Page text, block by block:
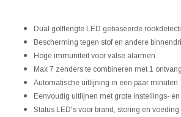
Dual golflengte LED gebaseerde
Bescherming tegen stof en andere
Hoge immuniteit voor valse alarmen
Max 7 zenders te combineren met 1
Automatische uitlijning in een paar minuten
Eenvoudig uitlijnen met grote instellings-
Status LED's voor brand, storing en voeding